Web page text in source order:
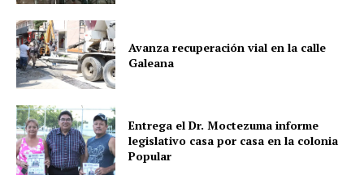
Avanza recuperación vial en la calle
Galeana
Entrega el Dr. Moctezuma informe
legislativo casa por casa en la colonia
Popular